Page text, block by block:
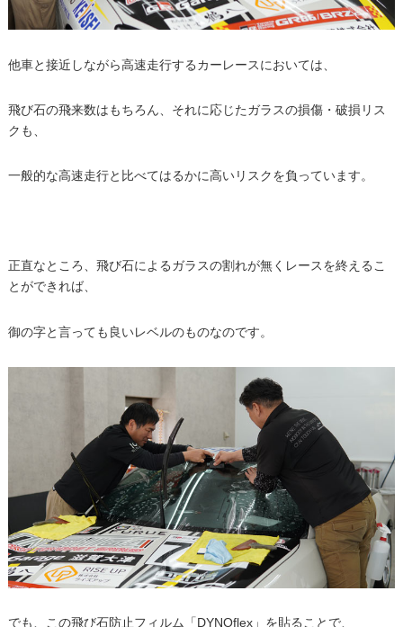
他車と接近しながら高速走行するカーレースにおいては、
飛び石の飛来数はもちろん、それに応じたガラスの損傷・破損リス
クも、
一般的な高速走行と比べてはるかに高いリスクを負っています。
正直なところ、飛び石によるガラスの割れが無くレースを終えるこ
とができれば、
御の字と言っても良いレベルのものなのです。
でも、この飛び石防止フィルム「DYNOflex」を貼ることで、